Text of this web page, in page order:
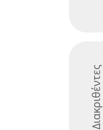
Διακριθέντες